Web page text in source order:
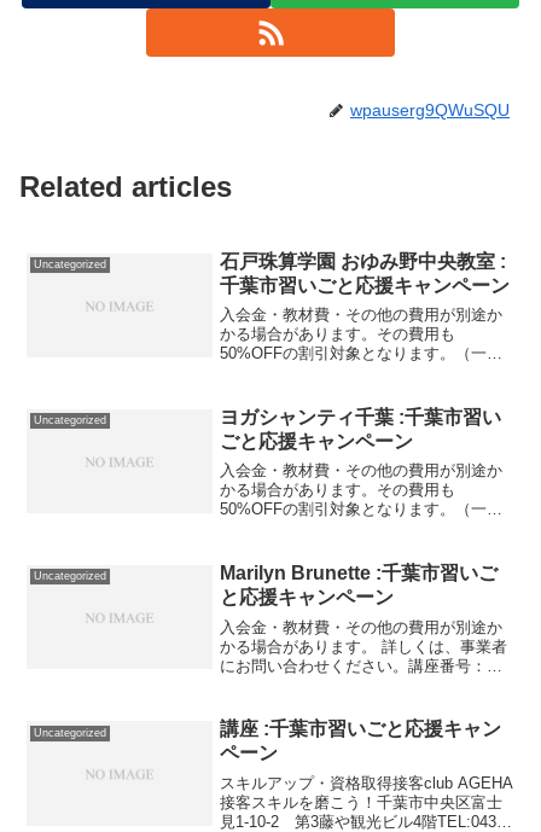
wpauserg9QWuSQU
Related articles
Uncategorized
石戸珠算学園 おゆみ野中央教室 :
千葉市習いごと応援キャンペーン
入会金・教材費・その他の費用が別途か
かる場合があります。その費用も
50%OFFの割引対象となります。（一部
01-01事業者提供価格33,000円▶16,500円
利用...
Uncategorized
ヨガシャンティ千葉 :千葉市習い
ごと応援キャンペーン
入会金・教材費・その他の費用が別途か
かる場合があります。その費用も
50%OFFの割引対象となります。（一部
01-01利用期間 2020/10/10〜2021/05/...
Uncategorized
Marilyn Brunette :千葉市習いご
と応援キャンペーン
入会金・教材費・その他の費用が別途か
かる場合があります。 詳しくは、事業者
にお問い合わせください。講座番号：
2022/03/31ヴォーカル ５回...
Uncategorized
講座 :千葉市習いごと応援キャン
ペーン
スキルアップ・資格取得接客club AGEHA
接客スキルを磨こう！千葉市中央区富士
見1-10-2 第3藤や観光ビル4階TEL:043-